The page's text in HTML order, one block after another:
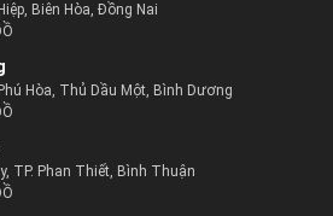
Biên Hòa, Đồng Nai
Hòa, Thủ Dầu Một, Bình Dương
TP. Phan Thiết, Bình Thuận